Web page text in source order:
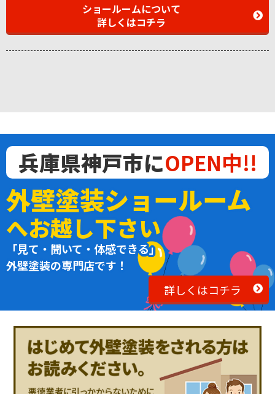
ショールームについて
詳しくはコチラ
兵庫県神戸市にOPEN中!!
外壁塗装ショールーム
へお越し下さい
「見て・聞いて・体感できる」
外壁塗装の専門店です！
詳しくはコチラ